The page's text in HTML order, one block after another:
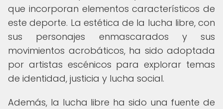
que incorporan elementos característicos de
este deporte. La estética de la lucha libre, con
sus personajes enmascarados y sus
movimientos acrobáticos, ha sido adoptada
por artistas escénicos para explorar temas
de identidad, justicia y lucha social.
Además, la lucha libre ha sido una fuente de